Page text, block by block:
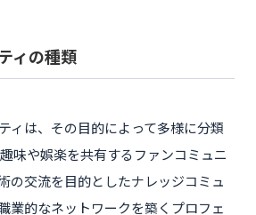
ィの種類
ィは、その目的によって多様に分類
味や娯楽を共有するファンコミュニ
の交流を目的としたナレッジコミュ
業的なネットワークを築くプロフェ